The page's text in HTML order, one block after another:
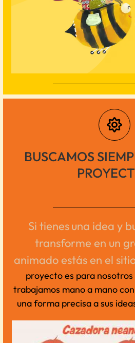
BUSCAMOS
Si tienesuna idea y
transforme en un
animado estás en el
proyecto es para
trabajamos mano a mano
una forma precisa a sus